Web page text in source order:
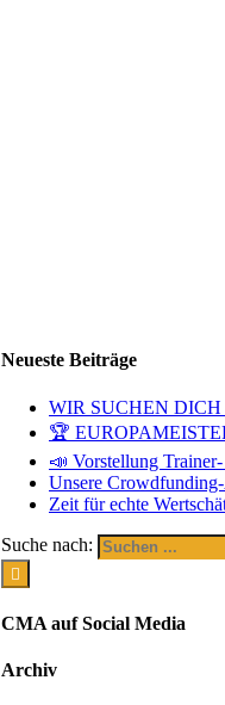
Neueste Beiträge
WIR SUCHEN
🏆
📣 Vorstellung
Unsere
Zeit für echte
Suche nach:
CMA auf Social Media
Archiv